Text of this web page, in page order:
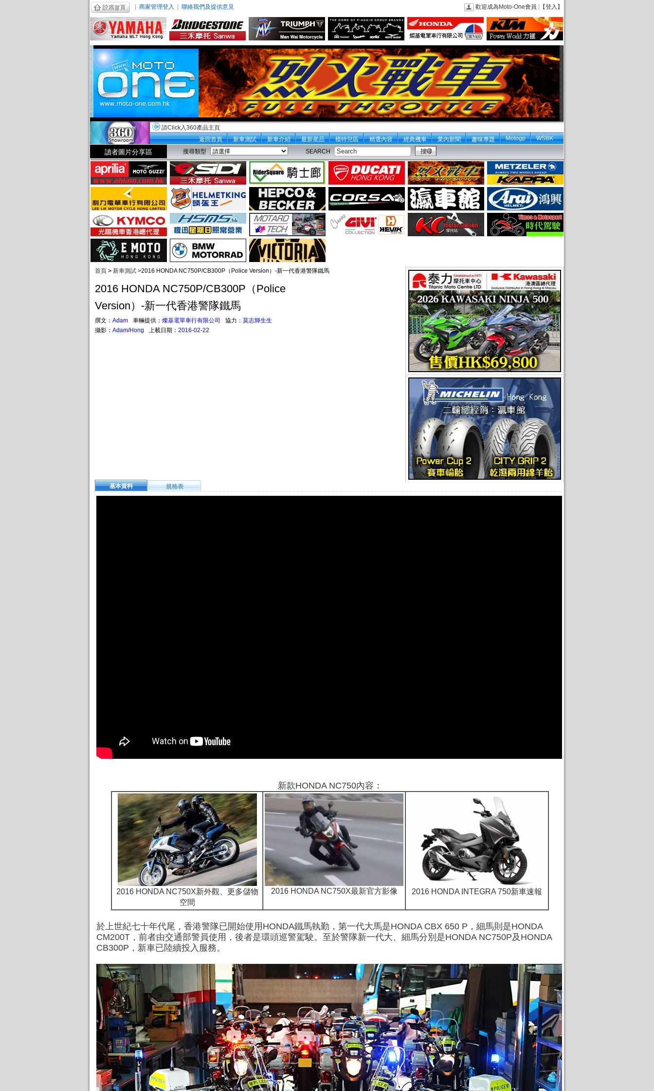
商家管理登入 聯絡我們及提供意見 歡迎成為Moto-One會員 【登入】
請Click入360產品主頁
返回首頁
新車測試 新車介紹 最新産品 模特兒區 精選內容 經典機車 業內新聞 趣味專題 Motogp WSBK
讀者圖片分享區 搜尋類型 SEARCH
首頁 > 新車測試 >2016 HONDA NC750P/CB300P（Police Version）-新一代香港警隊鐵馬
2016 HONDA NC750P/CB300P（Police
Version）-新一代香港警隊鐵馬
撰文： Adam 車輛提供： 燦基電單車行有限公司 協力： 莫志輝生生
攝影： Adam/Hong 上載日期： 2016-02-22
基本資料 規格表
新款HONDA NC750內容：
2016 HONDA NC750X新外觀、更多儲物
空間
2016 HONDA NC750X最新官方影像 2016 HONDA INTEGRA 750新車速報
於上世紀七十年代尾，香港警隊已開始使用HONDA鐵馬執勤，第一代大馬是HONDA CBX 650 P，細馬則是HONDA
CM200T，前者由交通部警員使用，後者是環頭巡警駕駛。至於警隊新一代大、細馬分別是HONDA NC750P及HONDA
CB300P，新車已陸續投入服務。